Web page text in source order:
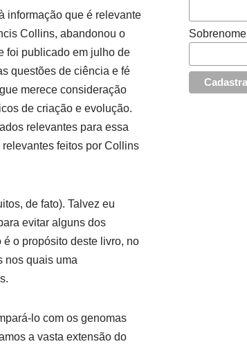
informação que é relevante
Collins, abandonou o
foi publicado em julho de
questões de ciência e fé
merece consideração
de criação e evolução.
relevantes para essa
feitos por Collins
de fato). Talvez eu
evitar alguns dos
o propósito deste livro, no
nos quais uma
lo com os genomas
a vasta extensão do
Sobrenome